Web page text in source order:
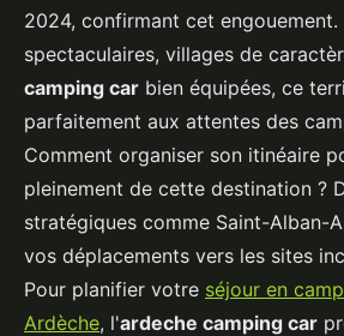
2024, confirmant cet
spectaculaires, villages de
camping car bien équipées, ce
parfaitement aux attentes des
Comment organiser son itinéaire
pleinement de cette destination ?
stratégiques comme Saint-Alban-
vos déplacements vers les sites
Pour planifier votre séjour en
Ardèche, l'ardeche camping car